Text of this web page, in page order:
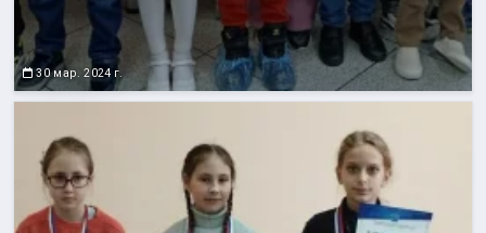
30 мар. 2024 г.